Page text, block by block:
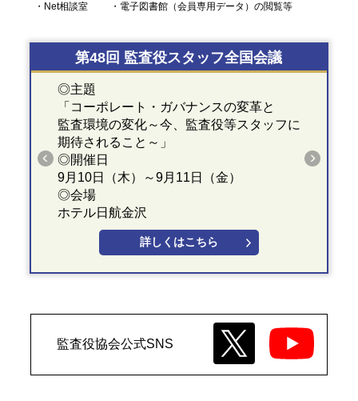
・Net相談室
・電子図書館（会員専用データ）の閲覧等
第48回 監査役スタッフ全国会議
◎主題
「コーポレート・ガバナンスの変革と
監査環境の変化～今、監査役等スタッフに
期待されること～」
◎開催日
9月10日（木）～9月11日（金）
◎会場
ホテル日航金沢
詳しくはこちら
監査役協会公式SNS